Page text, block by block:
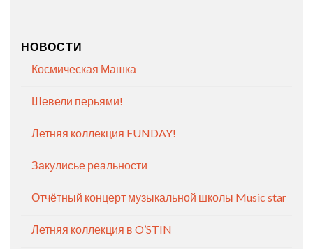
НОВОСТИ
Космическая Машка
Шевели перьями!
Летняя коллекция FUNDAY!
Закулисье реальности
Отчётный концерт музыкальной школы Music star
Летняя коллекция в O’STIN